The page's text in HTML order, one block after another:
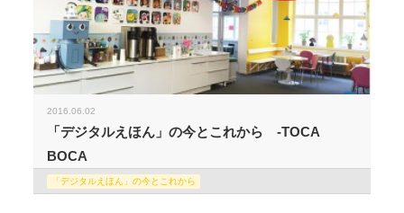
2016.06.02
「デジタルえほん」の今とこれから -TOCA
BOCA
「デジタルえほん」の今とこれから